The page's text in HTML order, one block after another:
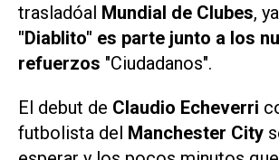
trasladóal Mundial de Clubes,
"Diablito" es parte junto a los
refuerzos "Ciudadanos".
El debut de Claudio Echeverri
futbolista del Manchester City